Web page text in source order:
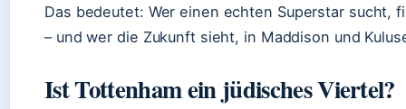
Das bedeutet: Wer einen echten Superstar sucht,
– und wer die Zukunft sieht, in Maddison und
Ist Tottenham ein jüdisches Viertel?